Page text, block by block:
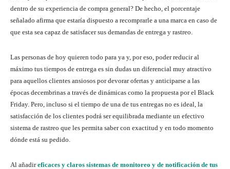
dentro de su experiencia de compra general? De hecho, el porcentaje
señalado afirma que estaría dispuesto a recomprarle a una marca en caso de
que esta sea capaz de satisfacer sus demandas de entrega y rastreo.
Las personas de hoy quieren todo para ya y, por eso, poder reducir al
máximo tus tiempos de entrega es sin dudas un diferencial muy atractivo
para aquellos clientes ansiosos por devorar ofertas y anticiparse a las
épocas decembrinas a través de dinámicas como la propuesta por el Black
Friday. Pero, incluso si el tiempo de una de tus entregas no es ideal, la
satisfacción de los clientes podrá ser equilibrada mediante un efectivo
sistema de rastreo que les permita saber con exactitud y en todo momento
dónde está su pedido.
Al añadireficaces y claros sistemas de monitoreo y de notificación de tus